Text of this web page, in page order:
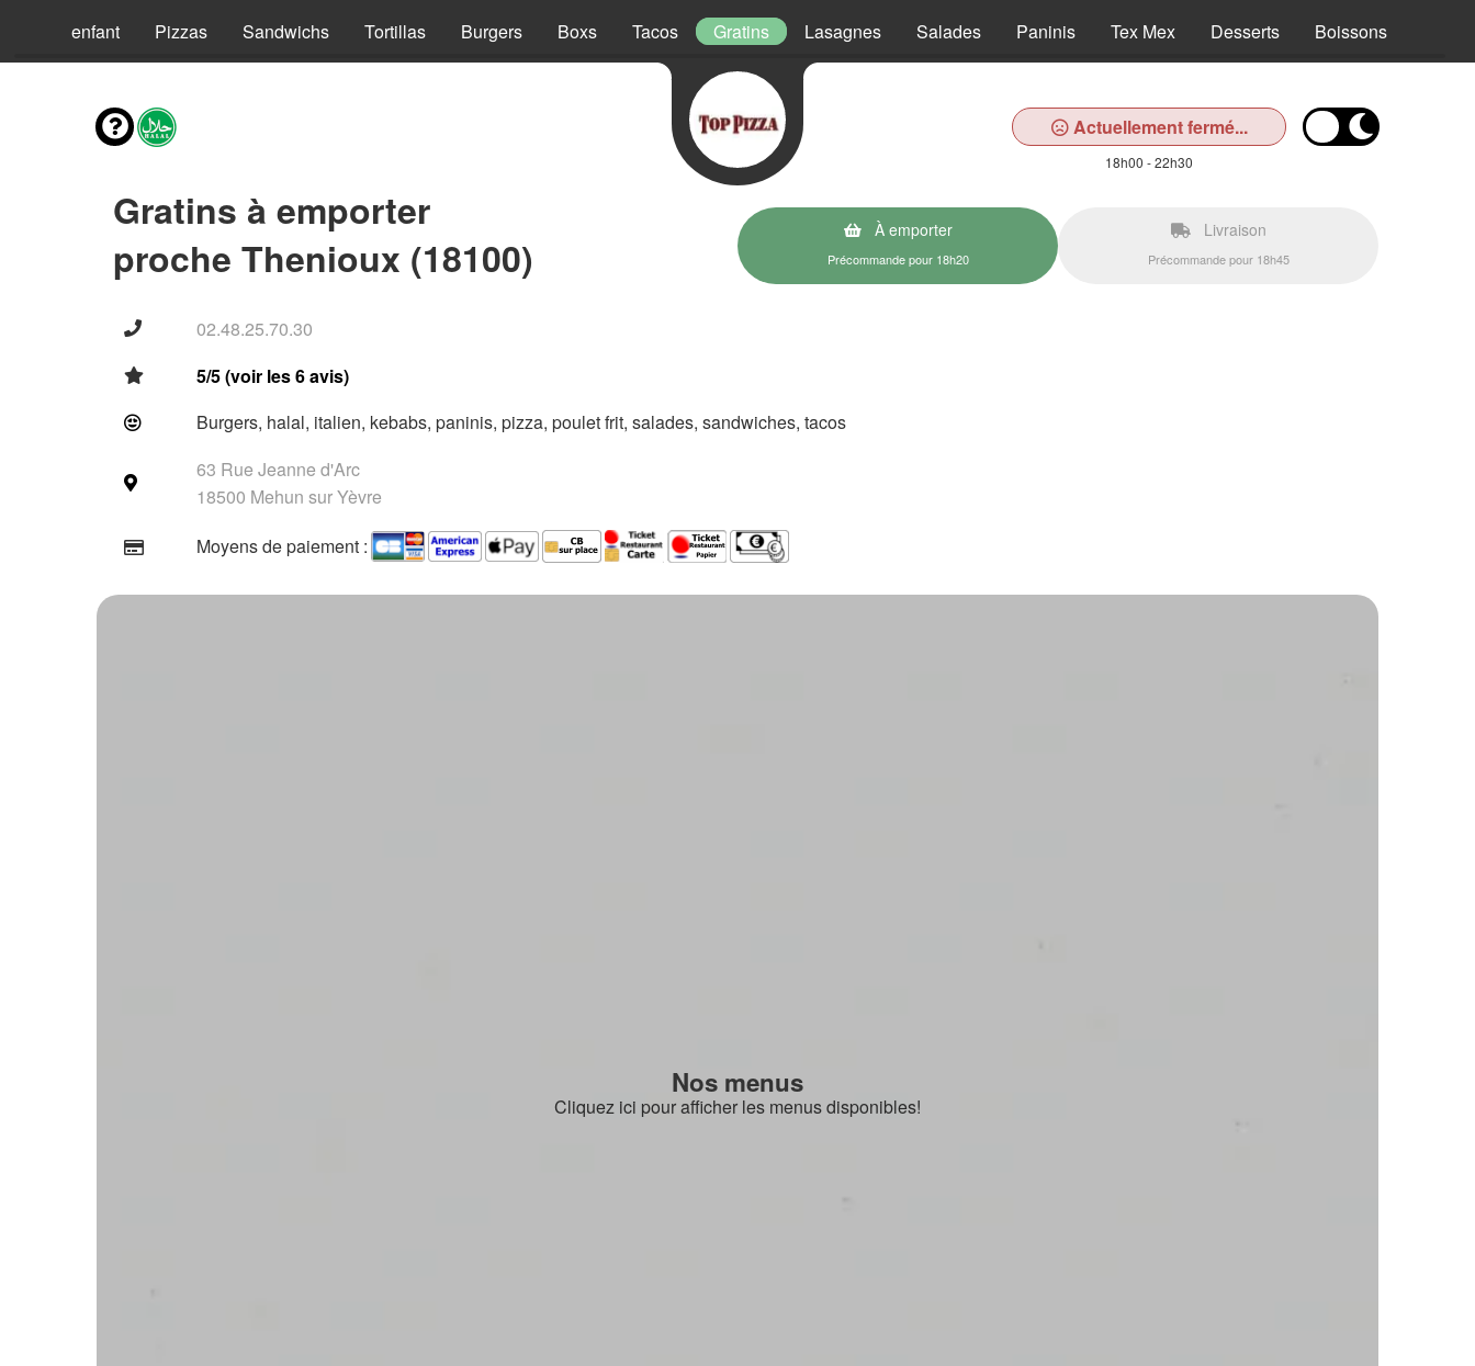
Menus enfant Pizzas Sandwichs Tortillas Burgers Boxs Tacos Gratins Lasagnes Salades Paninis Tex Mex Desserts Boissons
Actuellement fermé...
18h00 - 22h30
Gratins à emporter
proche Thenioux (18100)
À emporter
Précommande pour 18h20
Livraison
Précommande pour 18h45
02.48.25.70.30
5/5 (voir les 6 avis)
Burgers, halal, italien, kebabs, paninis, pizza, poulet frit, salades, sandwiches, tacos
63 Rue Jeanne d'Arc
18500 Mehun sur Yèvre
Moyens de paiement :
Nos menus
Cliquez ici pour afficher les menus disponibles!